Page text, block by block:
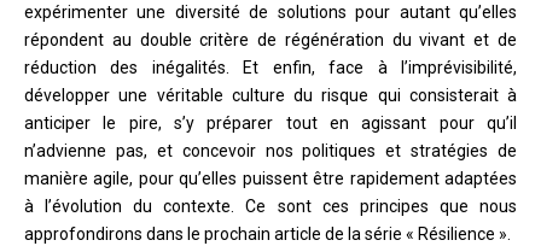
expérimenter une diversité de solutions pour autant qu’elles
répondent au double critère de régénération du vivant et de
réduction des inégalités. Et enfin, face à l’imprévisibilité,
développer une véritable culture du risque qui consisterait à
anticiper le pire, s’y préparer tout en agissant pour qu’il
n’advienne pas, et concevoir nos politiques et stratégies de
manière agile, pour qu’elles puissent être rapidement adaptées
à l’évolution du contexte. Ce sont ces principes que nous
approfondirons dans le prochain article de la série « Résilience ».